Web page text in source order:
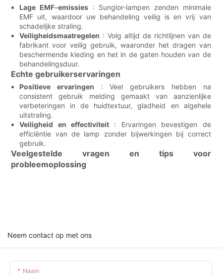
Lage EMF-emissies: Sunglor-lampen zenden minimale
EMF uit, waardoor uw behandeling veilig is en vrij van
schadelijke straling.
Veiligheidsmaatregelen : Volg altijd de richtlijnen van de
fabrikant voor veilig gebruik, waaronder het dragen van
beschermende kleding en het in de gaten houden van de
behandelingsduur.
Echte gebruikerservaringen
Positieve ervaringen : Veel gebruikers hebben na
consistent gebruik melding gemaakt van aanzienlijke
verbeteringen in de huidtextuur, gladheid en algehele
uitstraling.
Veiligheid en effectiviteit : Ervaringen bevestigen de
efficiëntie van de lamp zonder bijwerkingen bij correct
gebruik.
Veelgestelde vragen en tips voor
probleemoplossing
Neem contact op met ons
Naam